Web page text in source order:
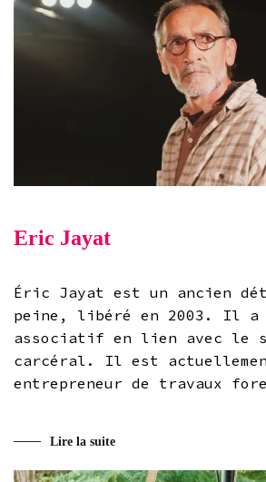
Eric Jayat
Éric Jayat est un ancien
peine, libéré en 2003. Il a
associatif en lien avec le
carcéral. Il est
entrepreneur de travaux
Lire la suite